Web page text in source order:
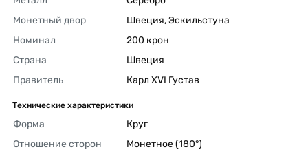
Монетный двор
Швеция, Эскильстуна
Номинал
200 крон
Страна
Швеция
Правитель
Карл XVI Густав
Технические характеристики
Форма
Круг
Отношение сторон
Монетное (180°)